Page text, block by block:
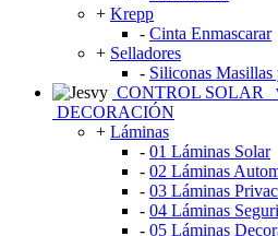
+ Krepp
- Cinta Enmascarar
+ Selladores
- Siliconas Masillas
CONTROL SOLAR
DECORACIÓN
+ Láminas
- 01 Láminas Solar
- 02 Láminas
- 03 Láminas
- 04 Láminas
- 05 Láminas